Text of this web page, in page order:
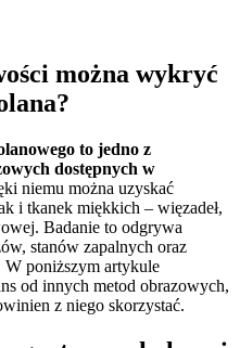
można wykryć
to jedno z
dostępnych w
niemu można uzyskać
i tkanek miękkich – więzadeł,
Badanie to odgrywa
stanów zapalnych oraz
poniższym artykule
od innych metod obrazowych,
z niego skorzystać.